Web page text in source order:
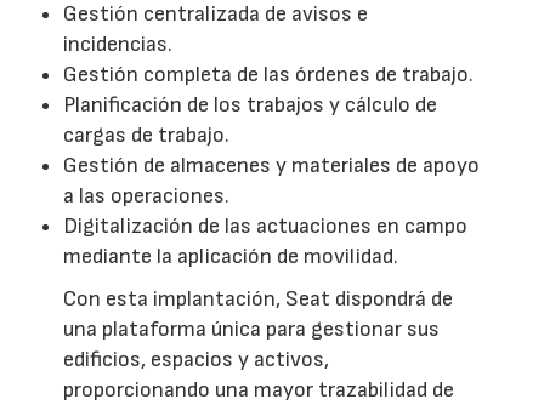
Gestión centralizada de avisos e
incidencias.
Gestión completa de las órdenes de trabajo.
Planificación de los trabajos y cálculo de
cargas de trabajo.
Gestión de almacenes y materiales de apoyo
a las operaciones.
Digitalización de las actuaciones en campo
mediante la aplicación de movilidad.
Con esta implantación, Seat dispondrá de
una plataforma única para gestionar sus
edificios, espacios y activos,
proporcionando una mayor trazabilidad de